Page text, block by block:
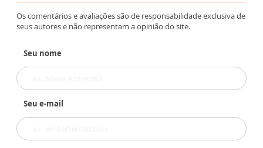
Os comentários e avaliações são de responsabilidade exclusiva de
seus autores e não representam a opinião do site.
Seu nome
Seu e-mail